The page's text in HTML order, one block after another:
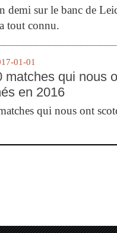
demi sur le banc de
tout connu.
01-01
matches qui nous
en 2016
qui nous ont